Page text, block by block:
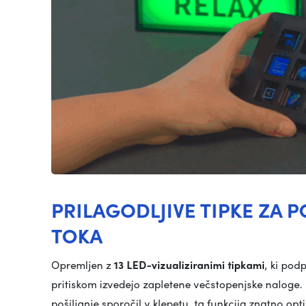
PRILAGODLJIVE TIPKE ZA
TOKA
Opremljen z13 LED-vizualiziranimi tipkami, ki
pritiskom izvedejo zapletene večstopenjske